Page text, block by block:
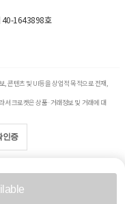
40-1643898호
, 콘텐츠 및 UI등을 상업적 목적으로 전재,
크로켓은 상품·거래정보 및 거래에 대
인증